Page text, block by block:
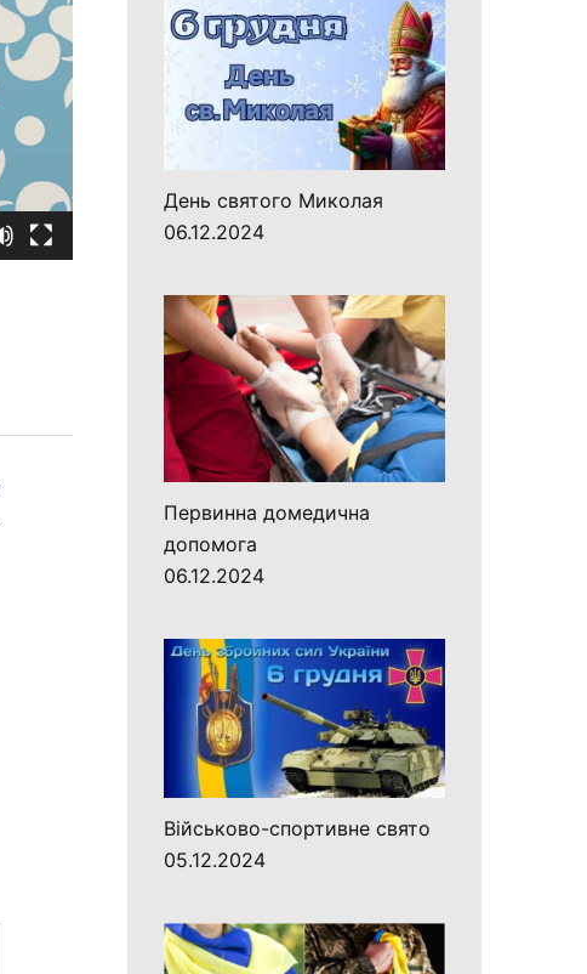
День святого Миколая
06.12.2024
Первинна домедична
допомога
06.12.2024
Військово-спортивне свято
05.12.2024